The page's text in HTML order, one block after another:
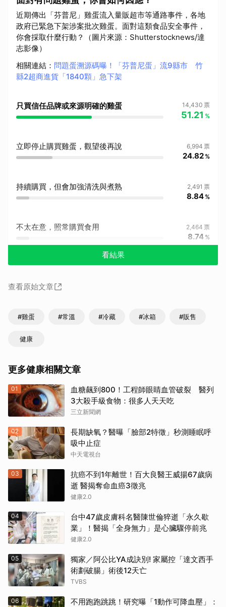
近期傳出「芬普尼」雞蛋流入量販超市等通路事件，各地
政府已緊急下架涉案批次雞蛋。面對這類食品安全事件，
你會採取什麼行動？（圖片來源：Shutterstocknews/達
志影像）
相關連結 ： 問題蛋溯源碼曝！「芬普尼蛋」流9縣市 竹
縣2超商進貨「1840顆」急下架
只買信任品牌或來源明確的雞蛋 14,430 票
51.21 %
立即停止購買雞蛋，觀望後再說 6,994 票
24.82 %
持續購買，但會加強清洗與煮熟 2,491 票
8.84 %
不太在意，照常購買食用 2,464 票
8.74 %
看結果
查看原始文章
#雞蛋 #常溫 #冷藏 #冰箱 #販售
健康
更多健康相關文章
01
血糖飆到800！工程師眼睛血管破裂 醫列
3大殺手級食物：很多人天天吃
三立新聞網
02
長期缺氧？醫曝「臉部2特徵」秒測睡眠呼
吸中止症
中天電視台
03
抗癌不到1年離世！百大良醫王威揚67歲病
逝 醫揭奪命血癌3徵兆
健康2.0
04
台中47歲皮膚科名醫陳世倫猝逝「永久歇
業」！醫揭「全身無力」是心臟驟停前兆
健康2.0
05
獨家／阿公比YA成訣別! 家屬控「達文西手
術劃破腸」術後12天亡
TVBS
06
不用跑跑跳跳！研究曝「1動作可降血壓」：